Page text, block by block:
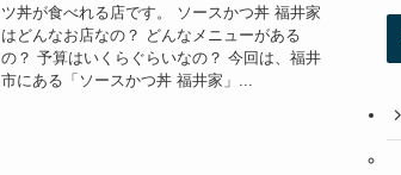
ツ丼が食べれる店です。 ソースかつ丼 福井家
はどんなお店なの？ どんなメニューがある
の？ 予算はいくらぐらいなの？ 今回は、福井
市にある「ソースかつ丼 福井家」...